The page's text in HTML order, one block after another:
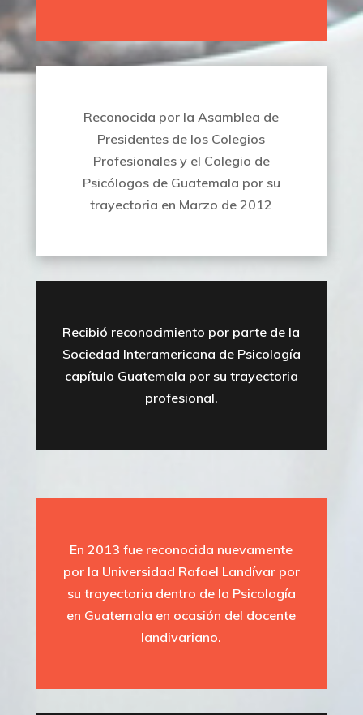
Reconocida por la Asamblea de
Presidentes de los Colegios
Profesionales y el Colegio de
Psicólogos de Guatemala por su
trayectoria en Marzo de 2012
Recibió reconocimiento por parte de la
Sociedad Interamericana de Psicología
capítulo Guatemala por su trayectoria
profesional.
En 2013 fue reconocida nuevamente
por la Universidad Rafael Landívar por
su trayectoria dentro de la Psicología
en Guatemala en ocasión del docente
landivariano.